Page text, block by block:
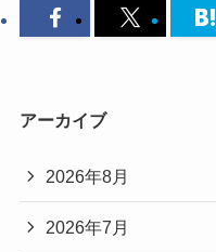
アーカイブ
2026年8月
2026年7月